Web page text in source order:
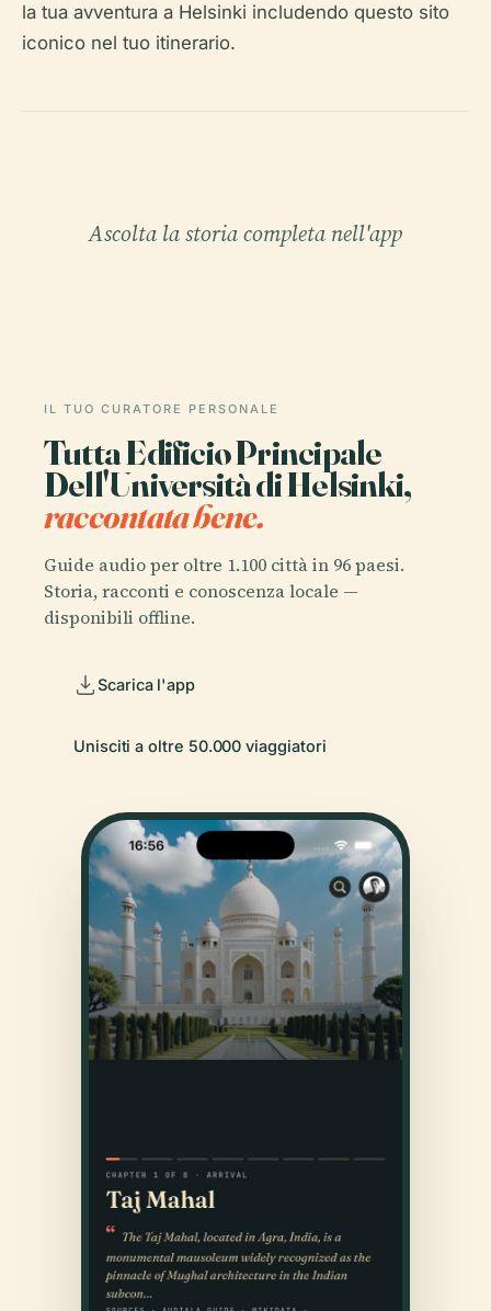
la tua avventura a Helsinki includendo questo sito
iconico nel tuo itinerario.
Ascolta la storia completa nell'app
IL TUO CURATORE PERSONALE
Tutta Edificio Principale
Dell'Università di Helsinki,
raccontata bene.
Guide audio per oltre 1.100 città in 96 paesi.
Storia, racconti e conoscenza locale —
disponibili offline.
Scarica l'app
Unisciti a oltre 50.000 viaggiatori